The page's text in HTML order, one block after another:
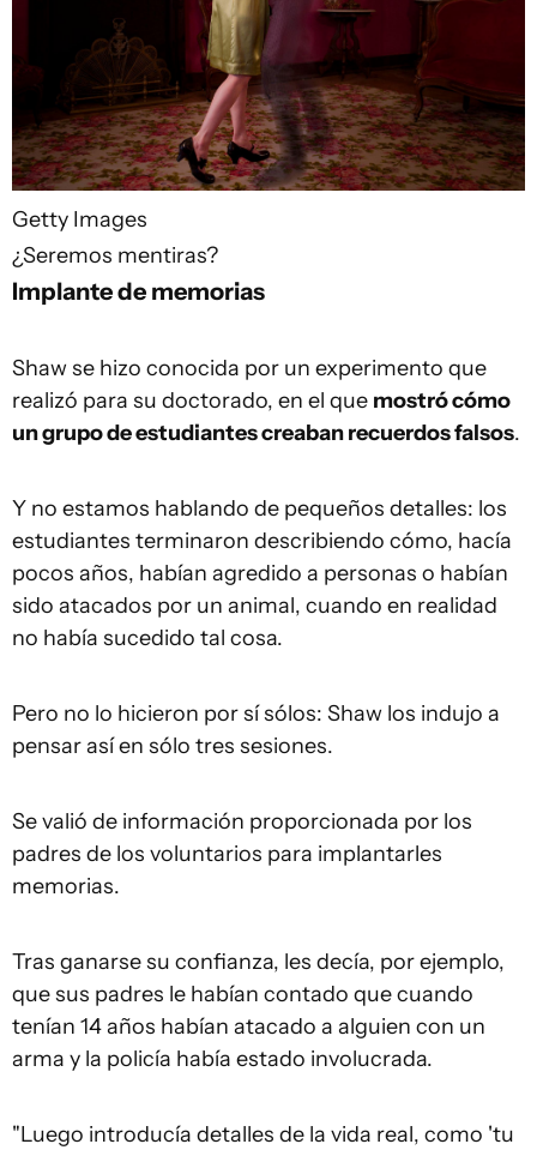
Getty Images
¿Seremos mentiras?
Implante de memorias
Shaw se hizo conocida por un experimento que
realizó para su doctorado, en el que mostró cómo
un grupo de estudiantes creaban recuerdos falsos.
Y no estamos hablando de pequeños detalles: los
estudiantes terminaron describiendo cómo, hacía
pocos años, habían agredido a personas o habían
sido atacados por un animal, cuando en realidad
no había sucedido tal cosa.
Pero no lo hicieron por sí sólos: Shaw los indujo a
pensar así en sólo tres sesiones.
Se valió de información proporcionada por los
padres de los voluntarios para implantarles
memorias.
Tras ganarse su confianza, les decía, por ejemplo,
que sus padres le habían contado que cuando
tenían 14 años habían atacado a alguien con un
arma y la policía había estado involucrada.
"Luego introducía detalles de la vida real, como 'tu